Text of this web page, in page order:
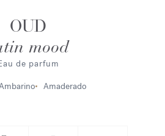
OUD
mood
de parfum
Amaderado